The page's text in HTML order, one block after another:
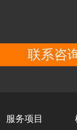
联系咨
服务项目